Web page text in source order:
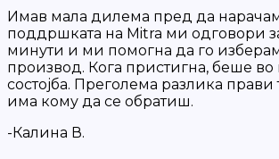
Имав мала дилема пред да
поддршката на Mitra ми одговори
минути и ми помогна да го
производ. Кога пристигна, беше во
состојба. Преголема разлика прави
има кому да се обратиш.
-Калина В.